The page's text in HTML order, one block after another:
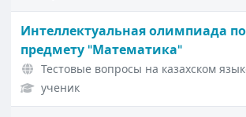
Интеллектуальная олимпиада по
предмету "Математика"
Тестовые вопросы на казахском
ученик